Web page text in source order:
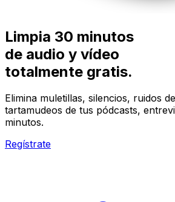
Limpia 30 minutos
de audio y vídeo
totalmente gratis.
Elimina muletillas, silencios, ruidos
tartamudeos de tus pódcasts,
minutos.
Regístrate